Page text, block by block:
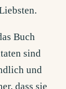
Buch
sind
und
dass sie